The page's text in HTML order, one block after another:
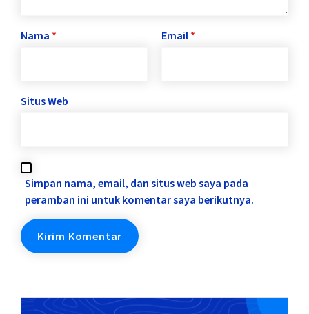
Nama * Email *
Situs Web
Simpan nama, email, dan situs web saya pada
peramban ini untuk komentar saya berikutnya.